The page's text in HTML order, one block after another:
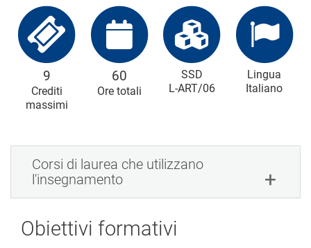
9
Crediti
massimi
60
Ore totali
SSD
L-ART/06
Lingua
Italiano
Corsi di laurea che utilizzano
l'insegnamento
Obiettivi formativi